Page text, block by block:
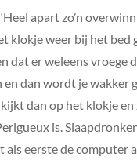
apart zo’n
klokje weer bij het bed
dat er weleens vroege
en dan wordt je wakker
kijkt dan op het klokje
is.
als eerste de computer